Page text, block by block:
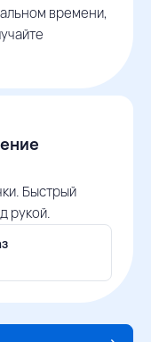
времени,
Быстрый
рукой.